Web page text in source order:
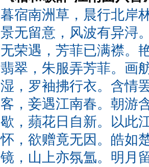
暮宿南洲草，晨行北岸
景无留意，风波有异浔
无荣遇，芳菲已满襟。
翡翠，朱服弄芳菲。画
湿，罗袖拂行衣。含情
客，妾遇江南春。朝游
歇，蘋花日自新。以此
怀，欲赠竟无因。皓如
镜，山上亦氛氲。明月